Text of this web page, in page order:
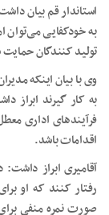
استاندار قم بیان
به خودکفایی می‌توان
تولید کنندگان
وی با بیان اینکه
به کار گیرند ابراز
فرآیندهای اداری
اقدامات باشد.
آقامیری ابراز داشت:
رفتار کنند که او
صورت نمره منفی